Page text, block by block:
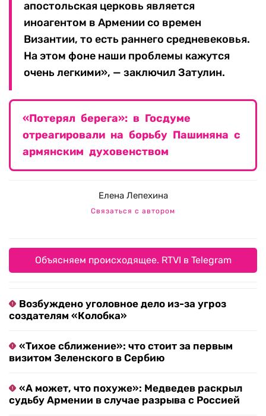
апостольская церковь является
иноагентом в Армении со времен
Византии, то есть раннего средневековья.
На этом фоне наши проблемы кажутся
очень легкими», — заключил Затулин.
«Потерял берега»: в Госдуме
отреагировали на борьбу Пашиняна с
армянским духовенством
Елена Лепехина
Связаться с автором
Объясняем происходящее. RTVI в Telegram
Возбуждено уголовное дело из-за угроз
создателям «Колобка»
«Тихое сближение»: что стоит за первым
визитом Зеленского в Сербию
«А может, что похуже»: Медведев раскрыл
судьбу Армении в случае разрыва с Россией